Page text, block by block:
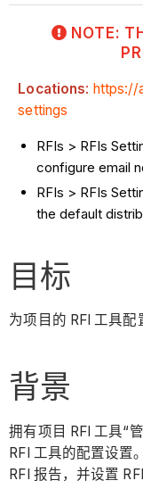
NOTE:
Locations: https://
settings
RFIs > RFIs
configure email
RFIs > RFIs
the default
目标
为项目的 RFI 工具配
背景
拥有项目 RFI 工具“
RFI 工具的配置设置
RFI 报告，并设置